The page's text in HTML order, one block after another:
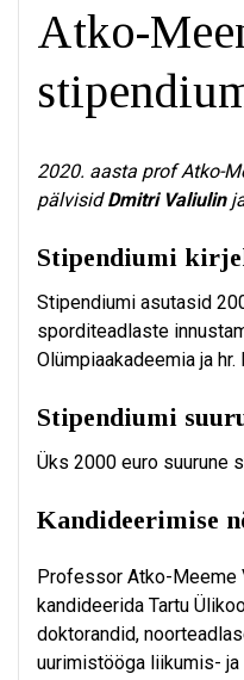
Atko-
2020. aasta prof Atko-
pälvisidDmitri Valiulin
Stipendiumi
Stipendiumi asutasid
sporditeadlaste
Olümpiaakadeemia ja hr.
Stipendiumi
Üks 2000 euro suurune
Kandideerimise
Professor Atko-Meeme
kandideerida Tartu
doktorandid,
uurimistööga liikumis-